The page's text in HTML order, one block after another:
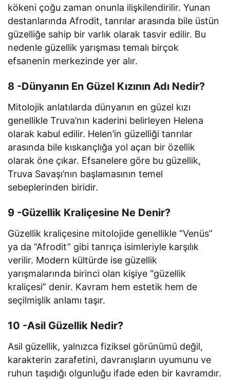
kökeni çoğu zaman onunla ilişkilendirilir. Yunan
destanlarında Afrodit, tanrılar arasında bile üstün
güzelliğe sahip bir varlık olarak tasvir edilir. Bu
nedenle güzellik yarışması temalı birçok
efsanenin merkezinde yer alır.
8 -Dünyanın En Güzel Kızının Adı Nedir?
Mitolojik anlatılarda dünyanın en güzel kızı
genellikle Truva’nın kaderini belirleyen Helena
olarak kabul edilir. Helen’in güzelliği tanrılar
arasında bile kıskançlığa yol açan bir özellik
olarak öne çıkar. Efsanelere göre bu güzellik,
Truva Savaşı’nın başlamasının temel
sebeplerinden biridir.
9 -Güzellik Kraliçesine Ne Denir?
Güzellik kraliçesine mitolojide genellikle “Venüs”
ya da “Afrodit” gibi tanrıça isimleriyle karşılık
verilir. Modern kültürde ise güzellik
yarışmalarında birinci olan kişiye “güzellik
kraliçesi” denir. Kavram hem estetik hem de
seçilmişlik anlamı taşır.
10 -Asil Güzellik Nedir?
Asil güzellik, yalnızca fiziksel görünümü değil,
karakterin zarafetini, davranışların uyumunu ve
ruhun taşıdığı olgunluğu ifade eden bir kavramdır.